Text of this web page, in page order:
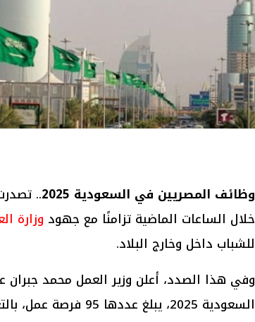
وظائف المصريين في السعودية 2025
..
خلال الساعات الماضية تزامنًا مع جهود وزارة
للشباب داخل وخارج البلاد.
وفي هذا الصدد، أعلن وزير العمل محمد
السعودية 2025، يبلغ عددها 95 فرصة عمل، بالتعاون مع مجموعة ماجد الفطيم.